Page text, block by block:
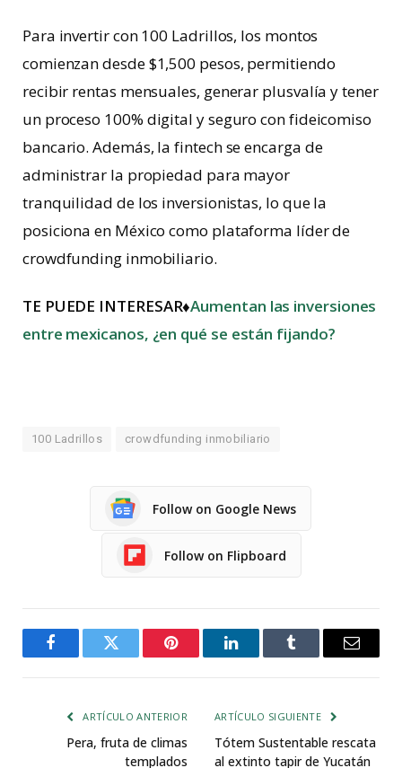
Para invertir con 100 Ladrillos, los montos
comienzan desde $1,500 pesos, permitiendo
recibir rentas mensuales, generar plusvalía y tener
un proceso 100% digital y seguro con fideicomiso
bancario. Además, la fintech se encarga de
administrar la propiedad para mayor
tranquilidad de los inversionistas, lo que la
posiciona en México como plataforma líder de
crowdfunding inmobiliario.
TE PUEDE INTERESAR♦Aumentan las inversiones
entre mexicanos, ¿en qué se están fijando?
100 Ladrillos crowdfunding inmobiliario
Follow on Google News
Follow on Flipboard
FacebookTwitter Pinterest LinkedInTumblr Email
ARTÍCULO ANTERIOR
Pera, fruta de climas
templados
ARTÍCULO SIGUIENTE
Tótem Sustentable rescata
al extinto tapir de Yucatán